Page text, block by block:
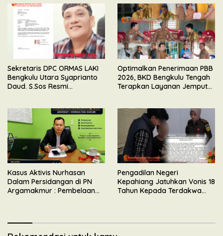
Sekretaris DPC ORMAS LAKI
Bengkulu Utara Syaprianto
Daud. S.Sos Resmi
Optimalkan Penerimaan PBB
2026, BKD Bengkulu Tengah
Terapkan Layanan Jemput
Kasus Aktivis Nurhasan
Dalam Persidangan di PN
Argamakmur : Pembelaan
Pengadilan Negeri
Kepahiang Jatuhkan Vonis 18
Tahun Kepada Terdakwa